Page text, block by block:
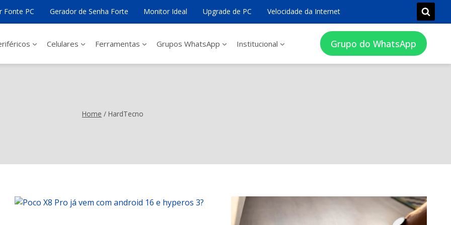
Fonte PC Gerador de Senha Forte Monitor Ideal Upgrade de PC Velocidade da Internet
Celulares Ferramentas Grupos WhatsApp Institucional Grupo do WhatsApp
Home / HardTecno